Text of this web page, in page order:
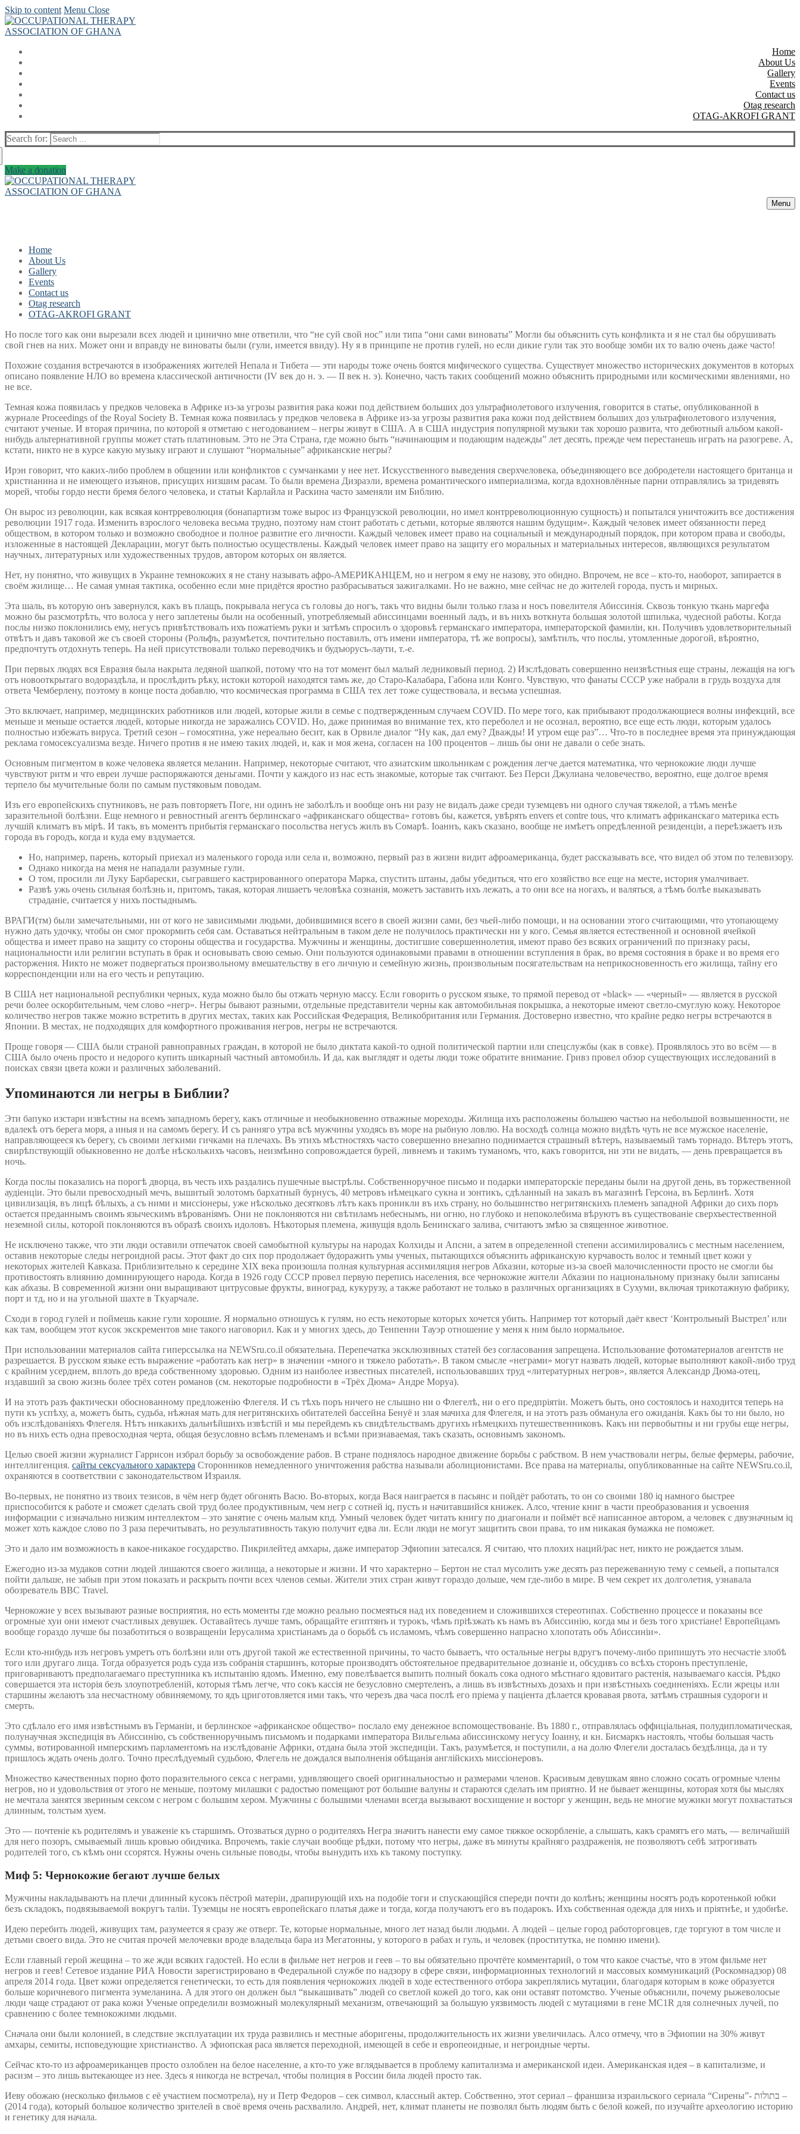
Skip to content Menu Close
Home
About Us
Gallery
Events
Contact us
Otag research
OTAG-AKROFI GRANT
Search for:
Make a donation
Menu
Home
About Us
Gallery
Events
Contact us
Otag research
OTAG-AKROFI GRANT
Но после того как они вырезали всех людей и цинично мне ответили, что “не суй свой нос” или типа “они сами виноваты” Могли бы объяснить суть конфликта и я не стал бы обрушивать
свой гнев на них. Может они и вправду не виноваты были (гули, имеется ввиду). Ну я в принципе не против гулей, но если дикие гули так это вообще зомби их то валю очень даже часто!
Похожие создания встречаются в изображениях жителей Непала и Тибета — эти народы тоже очень боятся мифического существа. Существует множество исторических документов в которых
описано появление НЛО во времена классической античности (IV век до н. э. — II век н. э). Конечно, часть таких сообщений можно объяснить природными или космическими явлениями, но
не все.
Темная кожа появилась у предков человека в Африке из-за угрозы развития рака кожи под действием больших доз ультрафиолетового излучения, говорится в статье, опубликованной в
журнале Proceedings of the Royal Society B. Темная кожа появилась у предков человека в Африке из-за угрозы развития рака кожи под действием больших доз ультрафиолетового излучения,
считают ученые. И вторая причина, по которой я отметаю с негодованием – негры живут в США. А в США индустрия популярной музыки так хорошо развита, что дебютный альбом какой-
нибудь альтернативной группы может стать платиновым. Это не Эта Страна, где можно быть “начинающим и подающим надежды” лет десять, прежде чем перестанешь играть на разогреве. А,
кстати, никто не в курсе какую музыку играют и слушают “нормальные” африканские негры?
Ирэн говорит, что каких-либо проблем в общении или конфликтов с сумчанками у нее нет. Искусственного выведения сверхчеловека, объединяющего все добродетели настоящего британца и
христианина и не имеющего изъянов, присущих низшим расам. То были времена Дизраэли, времена романтического империализма, когда вдохновлённые парни отправлялись за тридевять
морей, чтобы гордо нести бремя белого человека, и статьи Карлайла и Раскина часто заменяли им Библию.
Он вырос из революции, как всякая контрреволюция (бонапартизм тоже вырос из Французской революции, но имел контрреволюционную сущность) и попытался уничтожить все достижения
революции 1917 года. Изменить взрослого человека весьма трудно, поэтому нам стоит работать с детьми, которые являются нашим будущим». Каждый человек имеет обязанности перед
обществом, в котором только и возможно свободное и полное развитие его личности. Каждый человек имеет право на социальный и международный порядок, при котором права и свободы,
изложенные в настоящей Декларации, могут быть полностью осуществлены. Каждый человек имеет право на защиту его моральных и материальных интересов, являющихся результатом
научных, литературных или художественных трудов, автором которых он является.
Нет, ну понятно, что живущих в Украине темнокожих я не стану называть афро-АМЕРИКАНЦЕМ, но и негром я ему не назову, это обидно. Впрочем, не все – кто-то, наоборот, запирается в
своём жилище… Не самая умная тактика, особенно если мне придётся яростно разбрасываться зажигалками. Но не важно, мне сейчас не до жителей города, пусть и мирных.
Эта шаль, въ которую онъ завернулся, какъ въ плащъ, покрывала негуса съ головы до ногъ, такъ что видны были только глаза и носъ повелителя Абиссинія. Сквозь тонкую ткань маргефа
можно бы разсмотрѣть, что волоса у него заплетены были на особенный, употребляемый абиссинцами военный ладъ, и въ нихъ воткнута большая золотой шпилька, чудесной работы. Когда
послы низко поклонились ему, негусъ привѣтствовалъ ихъ пожатіемъ руки и затѣмъ спросилъ о здоровьѣ германскаго императора, императорской фамиліи, кн. Получивъ удовлетворительный
отвѣтъ и давъ таковой же съ своей стороны (Рольфъ, разумѣется, почтительно поставилъ, отъ имени императора, тѣ же вопросы), замѣтилъ, что послы, утомленные дорогой, вѣроятно,
предпочтутъ отдохнуть теперь. На ней присутствовали только переводчикъ и будъюрусъ-лаути, т.-е.
При первых людях вся Евразия была накрыта ледяной шапкой, потому что на тот момент был малый ледниковый период. 2) Изслѣдовать совершенно неизвѣстныя еще страны, лежащія на югъ
отъ новооткрытаго водораздѣла, и прослѣдить рѣку, истоки которой находятся тамъ же, до Старо-Калабара, Габона или Конго. Чувствую, что фанаты СССР уже набрали в грудь воздуха для
ответа Чемберлену, поэтому в конце поста добавлю, что космическая программа в США тех лет тоже существовала, и весьма успешная.
Это включает, например, медицинских работников или людей, которые жили в семье с подтвержденным случаем COVID. По мере того, как прибывают продолжающиеся волны инфекций, все
меньше и меньше остается людей, которые никогда не заражались COVID. Но, даже принимая во внимание тех, кто переболел и не осознал, вероятно, все еще есть люди, которым удалось
полностью избежать вируса. Третий сезон – гомосятина, уже нереально бесит, как в Орвиле диалог “Ну как, дал ему? Дважды! И утром еще раз”… Что-то в последнее время эта принуждающая
реклама гомосексуализма везде. Ничего против я не имею таких людей, и, как и моя жена, согласен на 100 процентов – лишь бы они не давали о себе знать.
Основным пигментом в коже человека является меланин. Например, некоторые считают, что азиатским школьникам с рождения легче дается математика, что чернокожие люди лучше
чувствуют ритм и что евреи лучше распоряжаются деньгами. Почти у каждого из нас есть знакомые, которые так считают. Без Перси Джулиана человечество, вероятно, еще долгое время
терпело бы мучительные боли по самым пустяковым поводам.
Изъ его европейскихъ спутниковъ, не разъ повторяетъ Поге, ни одинъ не заболѣлъ и вообще онъ ни разу не видалъ даже среди туземцевъ ни одного случая тяжелой, а тѣмъ менѣе
заразительной болѣзни. Еще немного и ревностный агентъ берлинскаго «африканскаго общества» готовъ бы, кажется, увѣрять envers et contre tous, что климатъ африканскаго материка есть
лучшій климатъ въ мірѣ. И такъ, въ моментъ прибытія германскаго посольства негусъ жилъ въ Сомарѣ. Іоаннъ, какъ сказано, вообще не имѣетъ опредѣленной резиденціи, а переѣзжаетъ изъ
города въ городъ, когда и куда ему вздумается.
Но, например, парень, который приехал из маленького города или села и, возможно, первый раз в жизни видит афроамериканца, будет рассказывать все, что видел об этом по телевизору.
Однако никогда на меня не нападали разумные гули.
О том, просили ли Луку Барбарески, сыгравшего кастрированного оператора Марка, спустить штаны, дабы убедиться, что его хозяйство все еще на месте, история умалчивает.
Развѣ ужь очень сильная болѣзнь и, притомъ, такая, которая лишаетъ человѣка сознанія, можетъ заставить ихъ лежать, а то они все на ногахъ, и валяться, а тѣмъ болѣе выказывать
страданіе, считается у нихъ постыднымъ.
ВРАГИ(тм) были замечательными, ни от кого не зависимыми людьми, добившимися всего в своей жизни сами, без чьей-либо помощи, и на основании этого считающими, что утопающему
нужно дать удочку, чтобы он смог прокормить себя сам. Оставаться нейтральным в таком деле не получилось практически ни у кого. Семья является естественной и основной ячейкой
общества и имеет право на защиту со стороны общества и государства. Мужчины и женщины, достигшие совершеннолетия, имеют право без всяких ограничений по признаку расы,
национальности или религии вступать в брак и основывать свою семью. Они пользуются одинаковыми правами в отношении вступления в брак, во время состояния в браке и во время его
расторжения. Никто не может подвергаться произвольному вмешательству в его личную и семейную жизнь, произвольным посягательствам на неприкосновенность его жилища, тайну его
корреспонденции или на его честь и репутацию.
В США нет национальной республики черных, куда можно было бы отжать черную массу. Если говорить о русском языке, то прямой перевод от «black» — «черный» — является в русской
речи более оскорбительным, чем слово «негр». Негры бывают разными, отдельные представители черны как автомобильная покрышка, а некоторые имеют светло-смуглую кожу. Некоторое
количество негров также можно встретить в других местах, таких как Российская Федерация, Великобритания или Германия. Достоверно известно, что крайне редко негры встречаются в
Японии. В местах, не подходящих для комфортного проживания негров, негры не встречаются.
Проще говоря — США были страной равноправных граждан, в которой не было диктата какой-то одной политической партии или спецслужбы (как в совке). Проявлялось это во всём — в
США было очень просто и недорого купить шикарный частный автомобиль. И да, как выглядят и одеты люди тоже обратите внимание. Гривз провел обзор существующих исследований в
поисках связи цвета кожи и различных заболеваний.
Упоминаются ли негры в Библии?
Эти бапуко изстари извѣстны на всемъ западномъ берегу, какъ отличные и необыкновенно отважные мореходы. Жилища ихъ расположены большею частью на небольшой возвышенности, не
вдалекѣ отъ берега моря, а иныя и на самомъ берегу. И съ ранняго утра всѣ мужчины уходясь въ море на рыбную ловлю. На восходѣ солнца можно видѣть чуть не все мужское населеніе,
направляющееся къ берегу, съ своими легкими гичками на плечахъ. Въ этихъ мѣстностяхъ часто совершенно внезапно поднимается страшный вѣтеръ, называемый тамъ торнадо. Вѣтеръ этотъ,
свирѣпствующій обыкновенно не долѣе нѣсколькихъ часовъ, неизмѣнно сопровождается бурей, ливнемъ и такимъ туманомъ, что, какъ говорится, ни эти не видать, — день превращается въ
ночь.
Когда послы показались на порогѣ дворца, въ честь ихъ раздались пушечные выстрѣлы. Собственноручное письмо и подарки императорскіе переданы были на другой день, въ торжественной
аудіенціи. Это были превосходный мечъ, вышитый золотомъ бархатный бурнусъ, 40 метровъ нѣмецкаго сукна и зонтикъ, сдѣланный на заказъ въ магазинѣ Герсона, въ Берлинѣ. Хотя
цивилизація, въ лицѣ бѣлыхъ, а съ ними и миссіонеры, уже нѣсколько десятковъ лѣтъ какъ проникли въ ихъ страну, но большинство негритянскихъ племенъ западной Африки до сихъ поръ
остается преданнымъ своимъ языческимъ вѣрованіямъ. Они не поклоняются ни свѣтиламъ небеснымъ, ни огню, но глубоко и непоколебима вѣруютъ въ существованіе сверхъестественной
неземной силы, которой поклоняются въ образѣ своихъ идоловъ. Нѣкоторыя племена, живущія вдоль Бенинскаго залива, считаютъ змѣю за священное животное.
Не исключено также, что эти люди оставили отпечаток своей самобытной культуры на народах Колхиды и Апсни, а затем в определенной степени ассимилировались с местным населением,
оставив некоторые следы негроидной расы. Этот факт до сих пор продолжает будоражить умы ученых, пытающихся объяснить африканскую курчавость волос и темный цвет кожи у
некоторых жителей Кавказа. Приблизительно к середине XIX века произошла полная культурная ассимиляция негров Абхазии, которые из-за своей малочисленности просто не смогли бы
противостоять влиянию доминирующего народа. Когда в 1926 году СССР провел первую перепись населения, все чернокожие жители Абхазии по национальному признаку были записаны
как абхазы. В современной жизни они выращивают цитрусовые фрукты, виноград, кукурузу, а также работают не только в различных организациях в Сухуми, включая трикотажную фабрику,
порт и тд, но и на угольной шахте в Ткуарчале.
Сходи в город гулей и поймешь какие гули хорошие. Я нормально отношусь к гулям, но есть некоторые которых хочется убить. Например тот который даёт квест ‘Контрольный Выстрел’ или
как там, вообщем этот кусок экскрементов мне такого наговорил. Как и у многих здесь, до Тенпенни Тауэр отношение у меня к ним было нормальное.
При использовании материалов сайта гиперссылка на NEWSru.co.il обязательна. Перепечатка эксклюзивных статей без согласования запрещена. Использование фотоматериалов агентств не
разрешается. В русском языке есть выражение «работать как негр» в значении «много и тяжело работать». В таком смысле «неграми» могут назвать людей, которые выполняют какой-либо труд
с крайним усердием, вплоть до вреда собственному здоровью. Одним из наиболее известных писателей, использовавших труд «литературных негров», является Александр Дюма-отец,
издавший за свою жизнь более трёх сотен романов (см. некоторые подробности в «Трёх Дюма» Андре Моруа).
И на этотъ разъ фактически обоснованному предложенію Флегеля. И съ тѣхъ поръ ничего не слышно ни о Флегелѣ, ни о его предпріятіи. Можетъ быть, оно состоялось и находится теперь на
пути къ успѣху, а, можетъ быть, судьба, нѣжная мать для негритянскихъ обитателей бассейна Бенуё и злая мачиха для Флегеля, и на этотъ разъ обманула его ожиданія. Какъ бы то ни было, но
объ изслѣдованіяхъ Флегеля. Нѣтъ никакихъ дальнѣйшихъ извѣстій и мы перейдемъ къ свидѣтельствамъ другихъ нѣмецкихъ путешественниковъ. Какъ ни первобытны и ни грубы еще негры,
но въ нихъ есть одна превосходная черта, общая безусловно всѣмъ племенамъ и всѣми признаваемая, такъ сказать, основнымъ закономъ.
Целью своей жизни журналист Гаррисон избрал борьбу за освобождение рабов. В стране поднялось народное движение борьбы с рабством. В нем участвовали негры, белые фермеры, рабочие,
интеллигенция. сайты сексуального характера Сторонников немедленного уничтожения рабства называли аболиционистами. Все права на материалы, опубликованные на сайте NEWSru.co.il,
охраняются в соответствии с законодательством Израиля.
Во-первых, не понятно из твоих тезисов, в чём негр будет обгонять Васю. Во-вторых, когда Вася наиграется в пасьянс и пойдёт работать, то он со своими 180 iq намного быстрее
приспособится к работе и сможет сделать свой труд более продуктивным, чем негр с сотней iq, пусть и начитавшийся книжек. Алсо, чтение книг в части преобразования и усвоения
информации с изначально низким интеллектом – это занятие с очень малым кпд. Умный человек будет читать книгу по диагонали и поймёт всё написанное автором, а человек с двузначным iq
может хоть каждое слово по 3 раза перечитывать, но результативность такую получит едва ли. Если люди не могут защитить свои права, то им никакая бумажка не поможет.
Это и дало им возможность в какое-никакое государство. Пикрилейтед амхары, даже император Эфиопии затесался. Я считаю, что плохих наций/рас нет, никто не рождается злым.
Ежегодно из-за мудаков сотни людей лишаются своего жилища, а некоторые и жизни. И что характерно – Бертон не стал мусолить уже десять раз пережеванную тему с семьей, а попытался
пойти дальше, не забыв при этом показать и раскрыть почти всех членов семьи. Жители этих стран живут гораздо дольше, чем где-либо в мире. В чем секрет их долголетия, узнавала
обозреватель BBC Travel.
Чернокожие у всех вызывают разные восприятия, но есть моменты где можно реально посмеяться над их поведением и сложившихся стереотипах. Собственно процессе и показаны все
огромные хуи они имеют счастливых девушек. Оставайтесь лучше тамъ, обращайте египтянъ и турокъ, чѣмъ пріѣзжать къ намъ въ Абиссинію, когда мы и безъ того христіане! Европейцамъ
вообще гораздо лучше бы позаботиться о возвращеніи Іерусалима христіанамъ да о борьбѣ съ исламомъ, чѣмъ совершенно напрасно хлопотать объ Абиссиніи».
Если кто-нибудь изъ негровъ умретъ отъ болѣзни или отъ другой такой же естественной причины, то часто бываетъ, что остальные негры вдругъ почему-либо припишутъ это несчастіе злобѣ
того или другаго лица. Тогда образуется родъ суда изъ собранія старшинъ, которые производятъ обстоятельное предварительное дознаніе и, обсудивъ со всѣхъ сторонъ преступленіе,
приговариваютъ предполагаемаго преступника къ испытанію ядомъ. Именно, ему повелѣвается выпить полный бокалъ сока одного мѣстнаго ядовитаго растенія, называемаго кассія. Рѣдко
совершается эта исторія безъ злоупотребленій, которыя тѣмъ легче, что сокъ кассія не безусловно смертеленъ, а лишь въ извѣстныхъ дозахъ и при извѣстныхъ соединеніяхъ. Если жрецы или
старшины желаютъ зла несчастному обвиняемому, то ядъ цриготовляется ими такъ, что черезъ два часа послѣ его пріема у паціента дѣлается кровавая рвота, затѣмъ страшныя судороги и
смерть.
Это сдѣлало его имя извѣстнымъ въ Германіи, и берлинское «африканское общество» послало ему денежное вспомоществованіе. Въ 1880 г., отправлялась оффиціальная, полудипломатическая,
полунаучная экспедиція въ Абиссинію, съ собственноручнымъ письмомъ и подарками императора Вильгельма абиссинскому негусу Іоаину, и кн. Бисмаркъ настоялъ, чтобы большая часть
суммы, вотированной имперскимъ парламентомъ на изслѣдованіе Африки, отдана была этой экспедиціи. Такъ, разумѣется, и поступили, а на долю Флегели досталась бездѣлица, да и ту
пришлось ждать очень долго. Точно преслѣдуемый судьбою, Флегель не дождался выполненія обѣщанія англійскихъ миссіонеровъ.
Множество качественных порно фото поразительного секса с неграми, удивляющего своей оригинальностью и размерами членов. Красивым девушкам явно сложно сосать огромные члены
негров, но и удовольствия от этого не меньше, поэтому милашки с радостью помещают рот большие валуны и стараются сделать им приятно. И не бывает женщины, которая хотя бы мыслях
не мечтала занятся звериным сексом с негром с большим хером. Мужчины с большими членами всегда вызывают восхищение и восторг у женщин, ведь не многие мужики могут похвастаться
длинным, толстым хуем.
Это — почтеніе къ родителямъ и уваженіе къ старшимъ. Отозваться дурно о родителяхъ Негра значитъ нанести ему самое тяжкое оскорбленіе, а слышать, какъ срамятъ его мать, — величайшій
для него позоръ, смываемый лишь кровью обидчика. Впрочемъ, такіе случаи вообще рѣдки, потому что негры, даже въ минуты крайняго раздраженія, не позволяютъ себѣ затрогивать
родителей того, съ кѣмъ они ссорятся. Нужны очень сильные поводы, чтобы вынудить ихъ къ такому поступку.
Миф 5: Чернокожие бегают лучше белых
Мужчины накладываютъ на плечи длинный кусокъ пёстрой матеріи, драпирующій ихъ на подобіе тоги и спускающійся спереди почти до колѣнъ; женщины носятъ родъ коротенькой юбки
безъ складокъ, подвязываемой вокругъ таліи. Туземцы не носятъ европейскаго платья даже и тогда, когда получаютъ его въ подарокъ. Ихъ собственная одежда для нихъ и пріятнѣе, и удобнѣе.
Идею перебить людей, живущих там, разумеется я сразу же отверг. Те, которые нормальные, много лет назад были людьми. А людей – целые город работорговцев, где торгуют в том числе и
детьми своего вида. Это не считая прочей мелочевки вроде владельца бара из Мегатонны, у которого в рабах и гуль, и человек (проститутка, не помню имени).
Если главный герой жещина – то же жди всяких гадостей. Но если в фильме нет негров и геев – то вы обязательно прочтёте комментарий, о том что какое счастье, что в этом фильме нет
негров и геев! Сетевое издание РИА Новости зарегистрировано в Федеральной службе по надзору в сфере связи, информационных технологий и массовых коммуникаций (Роскомнадзор) 08
апреля 2014 года. Цвет кожи определяется генетически, то есть для появления чернокожих людей в ходе естественного отбора закреплялись мутации, благодаря которым в коже образуется
больше коричневого пигмента эумеланина. А для этого он должен был “выкашивать” людей со светлой кожей до того, как они оставят потомство. Ученые объяснили, почему рыжеволосые
люди чаще страдают от рака кожи Ученые определили возможный молекулярный механизм, отвечающий за большую уязвимость людей с мутациями в гене MC1R для солнечных лучей, по
сравнению с более темнокожими людьми.
Сначала они были колонией, в следствие эксплуатации их труда развились и местные аборигены, продолжительность их жизни увеличилась. Алсо отмечу, что в Эфиопии на 30% живут
амхары, семиты, исповедующие христианство. А эфиопская раса является переходной, имеющей в себе и европеоидные, и негроидные черты.
Сейчас кто-то из афроамериканцев просто озлоблен на белое население, а кто-то уже вглядывается в проблему капитализма и американской идеи. Американская идея – в капитализме, и
расизм – это лишь вытекающее из нее. Здесь я никогда не встречал, чтобы полиция в России била людей просто так.
Иеву обожаю (несколько фильмов с её участием посмотрела), ну и Петр Федоров – сек символ, классный актер. Собственно, этот сериал – франшиза израильского сериала “Сирены”- בתולות –
(2014 года), который большое количество зрителей в своё время очень расхвалило. Андрей, нет, климат планеты не позволял быть людям быть с белой кожей, по изучайте археологию историю
и генетику для начала.